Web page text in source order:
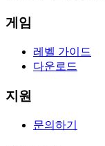
게임
레벨 가이드
다운로드
지원
문의하기